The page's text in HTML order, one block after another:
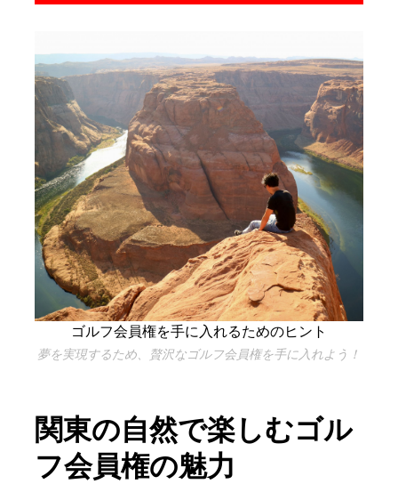
ゴルフ会員権を手に入れるためのヒント
夢を実現するため、贅沢なゴルフ会員権を手に入れよう！
関東の自然で楽しむゴル
フ会員権の魅力